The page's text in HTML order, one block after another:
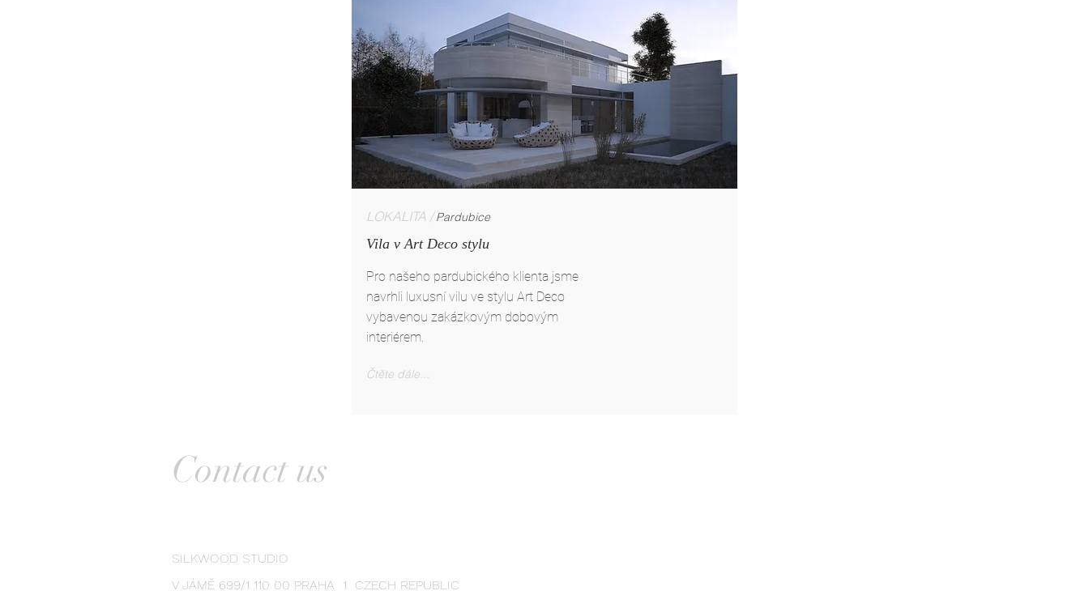
LOKALITA /Pardubice
Vila v Art Deco stylu
Pro našeho pardubického klienta jsme
navrhli luxusní vilu ve stylu Art Deco
vybavenou zakázkovým dobovým
interiérem.
Čtěte dále...
Contact us
SILKWOOD STUDIO
V JÁMĚ 699/1 110 00 PRAHA 1 CZECH REPUBLIC